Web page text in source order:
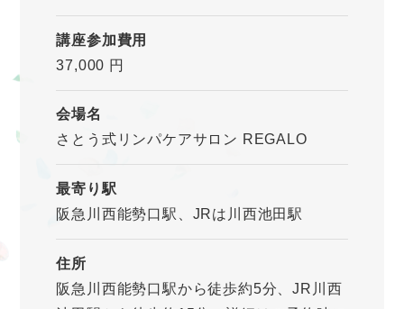
講座参加費用
37,000 円
会場名
さとう式リンパケアサロン REGALO
最寄り駅
阪急川西能勢口駅、JRは川西池田駅
住所
阪急川西能勢口駅から徒歩約5分、JR川西